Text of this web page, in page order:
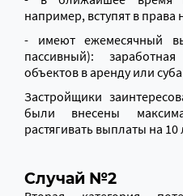
например, вступят в права
- имеют ежемесячный
пассивный):
объектов в аренду или
Застройщики
были внесены
растягивать выплаты на
Случай №2